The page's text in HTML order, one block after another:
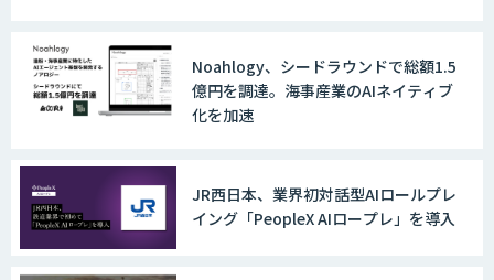
Noahlogy、シードラウンドで総額1.5
億円を調達。海事産業のAIネイティブ
化を加速
JR西日本、業界初対話型AIロールプレ
イング「PeopleX AIロープレ」を導入